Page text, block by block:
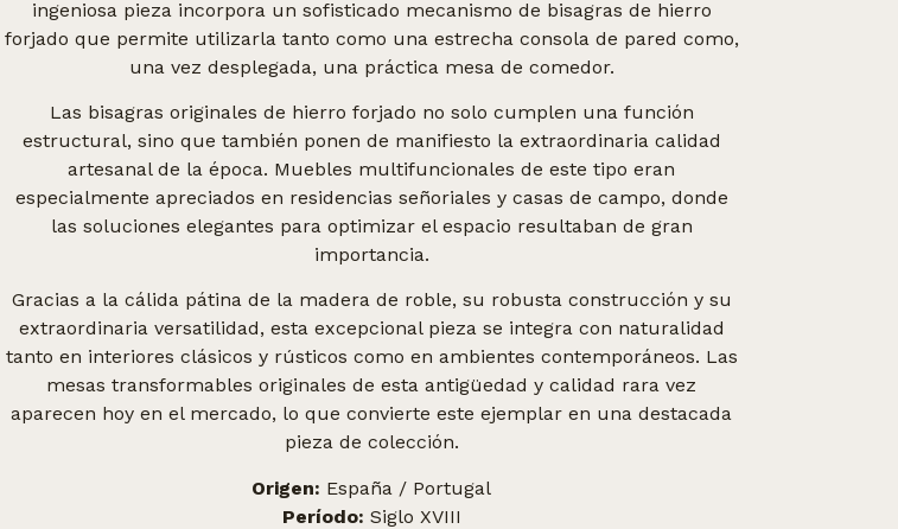
ingeniosa pieza incorpora un sofisticado mecanismo de bisagras de hierro
forjado que permite utilizarla tanto como una estrecha consola de pared como,
una vez desplegada, una práctica mesa de comedor.
Las bisagras originales de hierro forjado no solo cumplen una función
estructural, sino que también ponen de manifiesto la extraordinaria calidad
artesanal de la época. Muebles multifuncionales de este tipo eran
especialmente apreciados en residencias señoriales y casas de campo, donde
las soluciones elegantes para optimizar el espacio resultaban de gran
importancia.
Gracias a la cálida pátina de la madera de roble, su robusta construcción y su
extraordinaria versatilidad, esta excepcional pieza se integra con naturalidad
tanto en interiores clásicos y rústicos como en ambientes contemporáneos. Las
mesas transformables originales de esta antigüedad y calidad rara vez
aparecen hoy en el mercado, lo que convierte este ejemplar en una destacada
pieza de colección.
Origen: España / Portugal
Período: Siglo XVIII